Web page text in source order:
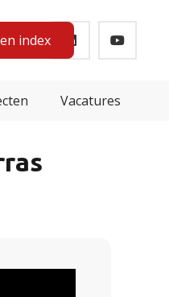
index
Vacatures